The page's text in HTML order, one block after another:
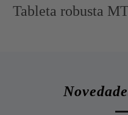
Tableta robusta